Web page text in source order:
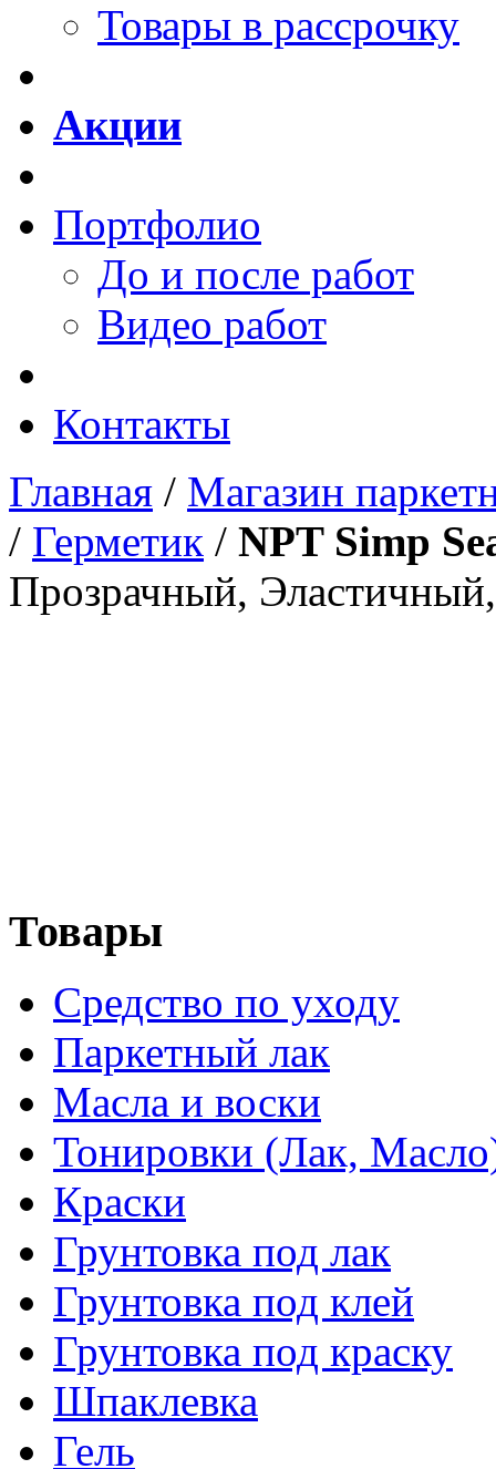
Товары в рассрочку
Акции
Портфолио
До и после работ
Видео работ
Контакты
Главная / Магазин
/ Герметик / NPT Simp
Прозрачный,
Товары
Средство по уходу
Паркетный лак
Масла и воски
Тонировки (Лак,
Краски
Грунтовка под лак
Грунтовка под клей
Грунтовка под краску
Шпаклевка
Гель